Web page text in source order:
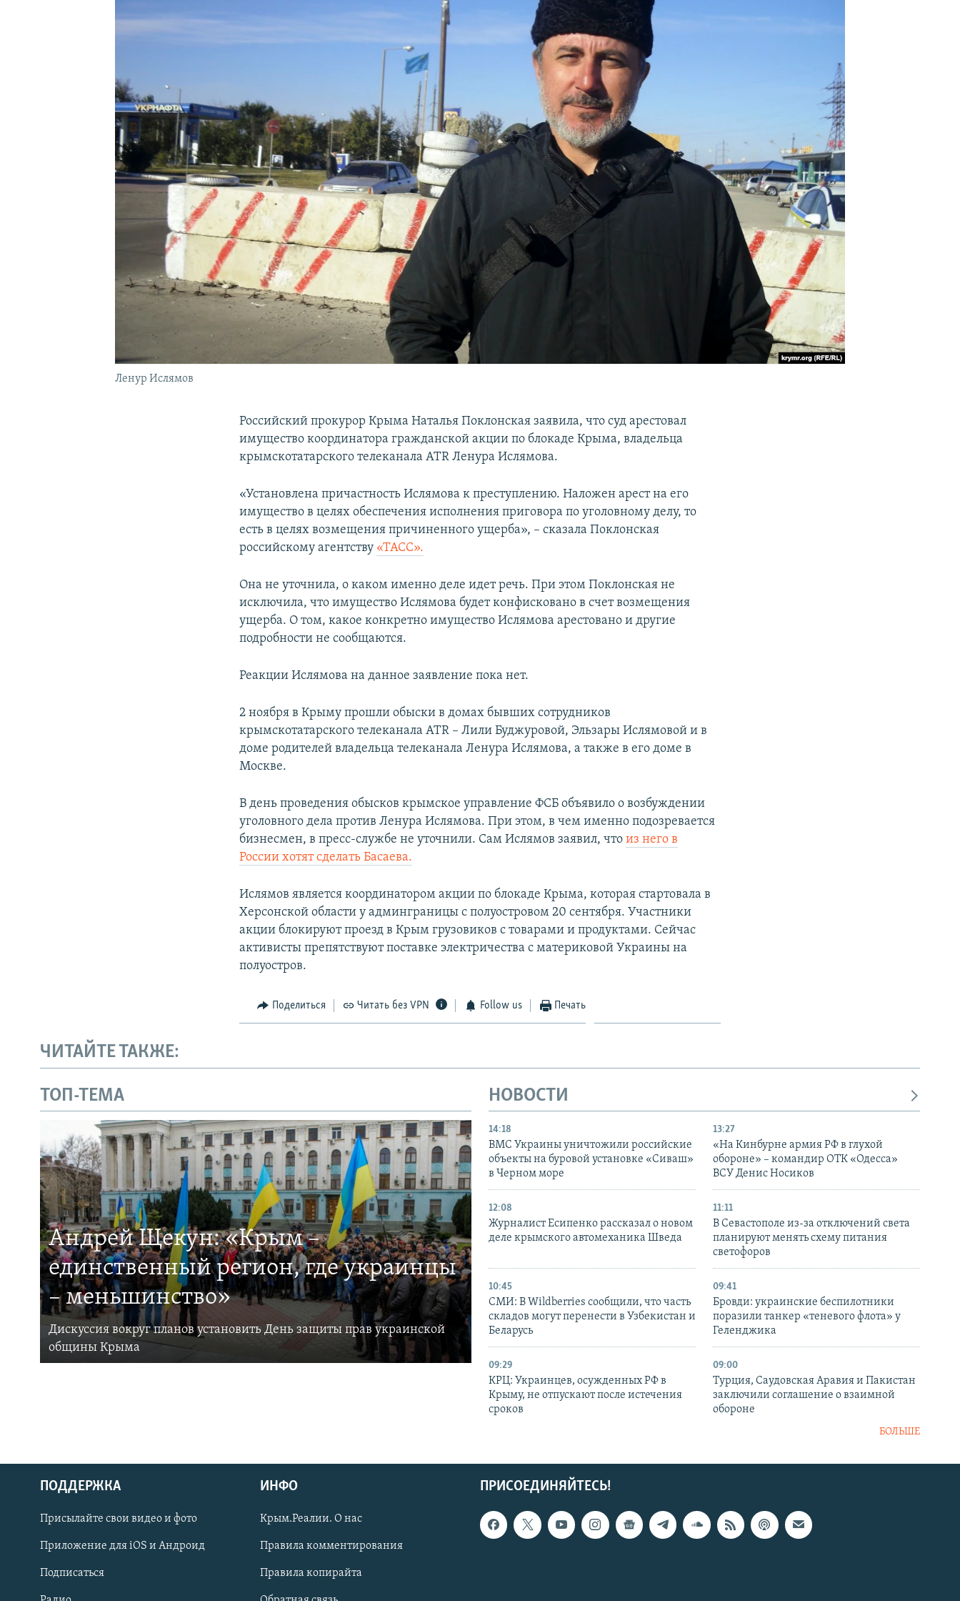
УКРАИНСКАЯ ПРОБЛЕМА КРЫМА
Українською
Qırımtatar
ПРИСОЕДИНЯЙТЕСЬ!
Ленур Ислямов
Российский прокурор Крыма Наталья Поклонская заявила, что суд арестовал
имущество координатора гражданской акции по блокаде Крыма, владельца
крымскотатарского телеканала ATR Ленура Ислямова.
«Установлена причастность Ислямова к преступлению. Наложен арест на его
имущество в целях обеспечения исполнения приговора по уголовному делу, то
есть в целях возмещения причиненного ущерба», – сказала Поклонская
российскому агентству «ТАСС».
Она не уточнила, о каком именно деле идет речь. При этом Поклонская не
исключила, что имущество Ислямова будет конфисковано в счет возмещения
ущерба. О том, какое конкретно имущество Ислямова арестовано и другие
подробности не сообщаются.
Реакции Ислямова на данное заявление пока нет.
2 ноября в Крыму прошли обыски в домах бывших сотрудников
крымскотатарского телеканала ATR – Лили Буджуровой, Эльзары Ислямовой и в
доме родителей владельца телеканала Ленура Ислямова, а также в его доме в
Москве.
В день проведения обысков крымское управление ФСБ объявило о возбуждении
уголовного дела против Ленура Ислямова. При этом, в чем именно подозревается
бизнесмен, в пресс-службе не уточнили. Сам Ислямов заявил, чтоиз него в
России хотят сделать Басаева.
Ислямов является координатором акции по блокаде Крыма, которая стартовала в
Херсонской области у админграницы с полуостровом 20 сентября. Участники
акции блокируют проезд в Крым грузовиков с товарами и продуктами. Сейчас
активисты препятствуют поставке электричества с материковой Украины на
полуостров.
Поделиться Читать без VPN Follow us Печать
ЧИТАЙТЕ ТАКЖЕ:
ТОП-ТЕМА
Андрей Щекун: «Крым –
единственный регион, где украинцы
– меньшинство»
Дискуссия вокруг планов установить День защиты прав украинской
общины Крыма
НОВОСТИ
14:18
ВМС Украины уничтожили российские
объекты на буровой установке «Сиваш»
в Черном море
13:27
«На Кинбурне армия РФ в глухой
обороне» – командир ОТК «Одесса»
ВСУ Денис Носиков
12:08
Журналист Есипенко рассказал о новом
деле крымского автомеханика Шведа
11:11
В Севастополе из-за отключений света
планируют менять схему питания
светофоров
10:45
СМИ: В Wildberries сообщили, что часть
складов могут перенести в Узбекистан и
Беларусь
09:41
Бровди: украинские беспилотники
поразили танкер «теневого флота» у
Геленджика
09:29
КРЦ: Украинцев, осужденных РФ в
Крыму, не отпускают после истечения
сроков
09:00
Турция, Саудовская Аравия и Пакистан
заключили соглашение о взаимной
обороне
БОЛЬШЕ
ПРИСОЕДИНЯЙТЕСЬ!
ПОДДЕРЖКА
Присылайте свои видео и фото
Приложение для iOS и Андроид
Подписаться
ИНФО
Крым.Реалии. О нас
Правила комментирования
Правила копирайта